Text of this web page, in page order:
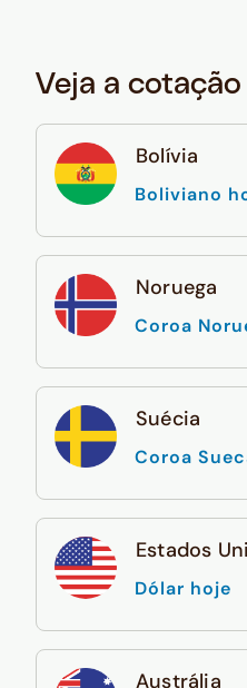
Veja a
Bolívia
Boliviano
Noruega
Coroa
Suécia
Coroa
Estados
Dólar hoje
Austrália